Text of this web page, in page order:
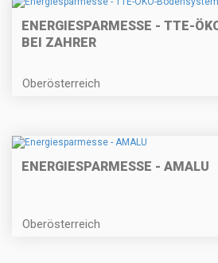
ENERGIESPARMESSE - TTE-
BEI ZAHRER
Oberösterreich
ENERGIESPARMESSE - AMALU
Oberösterreich